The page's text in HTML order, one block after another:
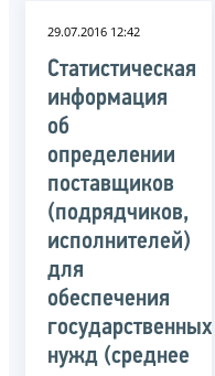
29.07.2016 12:42
Статистическая
информация
об
определении
поставщиков
(подрядчиков,
исполнителей)
для
обеспечения
государственных
нужд (среднее